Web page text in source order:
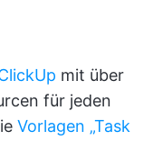
mit über
für jeden
Vorlagen „Task